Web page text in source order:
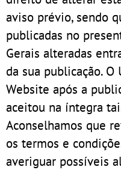
aviso prévio, sendo
publicadas no
Gerais alteradas
da sua publicação.
Website após a
aceitou na íntegra
Aconselhamos que
os termos e
averiguar possíveis